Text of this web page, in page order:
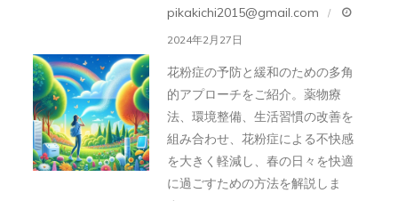
春
吹
共
に、
花
pikakichi2015@gmail.com
2024年2月27日
花粉症の予防と緩和のための多角
的アプローチをご紹介。薬物療
法、環境整備、生活習慣の改善を
組み合わせ、花粉症による不快感
を大きく軽減し、春の日々を快適
に過ごすための方法を解説しま